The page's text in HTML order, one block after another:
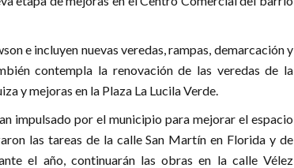
e incluyen nuevas veredas, rampas, demarcación y
contempla la renovación de las veredas de la
y mejoras en la Plaza La Lucila Verde.
impulsado por el municipio para mejorar el espacio
las tareas de la calle San Martín en Florida y de
el año, continuarán las obras en la calle Vélez